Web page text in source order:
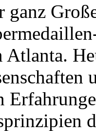
ganz
Atlanta.